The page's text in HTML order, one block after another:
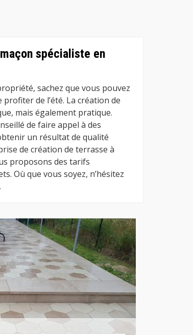
spécialiste en
sachez que vous pouvez
de l’été. La création de
mais également pratique.
de faire appel à des
un résultat de qualité
de création de terrasse à
proposons des tarifs
Où que vous soyez, n’hésitez